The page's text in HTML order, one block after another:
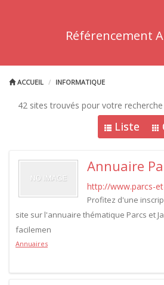
Référencement
ACCUEIL INFORMATIQUE
42 sites trouvés pour votre recherche
Liste
Annuaire
http://www.parcs-
Profitez d'une
site sur l'annuaire thématique Parcs et
facilemen
Annuaires